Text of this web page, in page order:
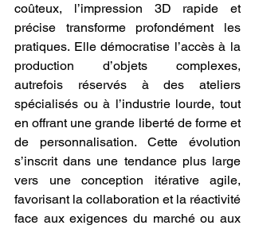
coûteux, l’impression 3D rapide et
précise transforme profondément les
pratiques. Elle démocratise l’accès à la
production d’objets complexes,
autrefois réservés à des ateliers
spécialisés ou à l’industrie lourde, tout
en offrant une grande liberté de forme et
de personnalisation. Cette évolution
s’inscrit dans une tendance plus large
vers une conception itérative agile,
favorisant la collaboration et la réactivité
face aux exigences du marché ou aux